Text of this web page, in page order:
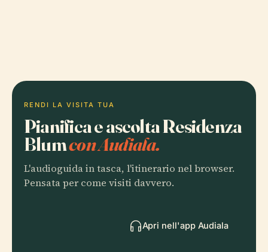
RENDI LA VISITA TUA
Pianifica e ascolta Residenza
Blumcon Audiala.
L'audioguida in tasca, l'itinerario nel browser.
Pensata per come visiti davvero.
Apri nell'app Audiala